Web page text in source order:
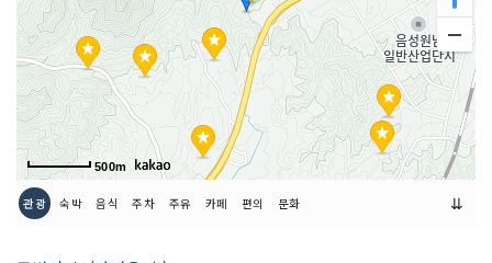
500m
관광 숙박 음식 주차 주유 카페 편의 문화 ⇊